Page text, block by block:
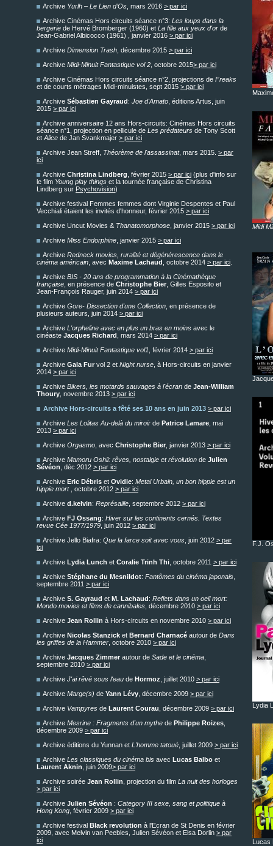
Archive Yurlh – Le Lien d’Os , mars 2016 > par ici
Archive Cinémas Hors circuits séance n°3: Les loups dans la
bergerie de Hervé Bromberger (1960) et La fille aux yeux d'or de
Jean-Gabriel Albicocco (1961) , janvier 2016 > par ici
Archive Dimension Trash , décembre 2015 > par ici
Archive Midi-Minuit Fantastique vol 2 , octobre 2015> par ici
Archive Cinémas Hors circuits séance n°2, projections de Freaks
et de courts métrages Midi-minuistes, sept 2015 > par ici
Archive Sébastien Gayraud: Joe d'Amato , éditions Artus, juin
2015 > par ici
Archive anniversaire 12 ans Hors-circuits: Cinémas Hors circuits
séance n°1, projection en pellicule de Les prédateurs de Tony Scott
et Alice de Jan Svankmajer > par ici
Archive Jean Streff, Théorème de l'assassinat, mars 2015. > par
ici
Archive Christina Lindberg , février 2015 > par ici (plus d'info sur
le film Young play things et la tournée française de Christina
Lindberg sur Psychovision)
Archive festival Femmes femmes dont Virginie Despentes et Paul
Vecchiali étaient les invités d'honneur, février 2015 > par ici
Archive Uncut Movies & Thanatomorphose , janvier 2015 > par ici
Archive Miss Endorphine , janvier 2015 > par ici
Archive Redneck movies, ruralité et dégénérescence dans le
cinéma américain , avec Maxime Lachaud , octobre 2014 > par ici
Archive BIS - 20 ans de programmation à la Cinémathèque
française , en présence de Christophe Bier , Gilles Esposito et
Jean-François Rauger, juin 2014 > par ici
Archive Gore- Dissection d'une Collection , en présence de
plusieurs auteurs, juin 2014 > par ici
Archive L'orpheline avec en plus un bras en moins avec le
cinéaste Jacques Richard , mars 2014 > par ici
Archive Midi-Minuit Fantastique vol1 , février 2014 > par ici
Archive Gala Fur vol 2 et Night nurse , à Hors-circuits en janvier
2014 > par ici
Archive Bikers, les motards sauvages à l'écran de Jean-William
Thoury , novembre 2013 > par ici
Archive Hors-circuits a fêté ses 10 ans en juin 2013 > par ici
Archive Les Lolitas Au-delà du miroir de Patrice Lamare , mai
2013 > par ici
Archive Orgasmo , avec Christophe Bier , janvier 2013 > par ici
Archive Mamoru Oshii: rêves, nostalgie et révolution de Julien
Sévéon , déc 2012 > par ici
Archive Eric Débris et Ovidie: Metal Urbain, un bon hippie est un
hippie mort
, octobre 2012 > par ici
Archive d.kelvin: Représaille , septembre 2012 > par ici
Archive FJ Ossang: Hiver sur les continents cernés. Textes
revue Cée 1977/1979 , juin 2012 > par ici
Archive Jello Biafra: Que la farce soit avec vous , juin 2012 > par
ici
Archive Lydia Lunch et Coralie Trinh Thi , octobre 2011 > par ici
Archive Stéphane du Mesnildot: Fantômes du cinéma japonais
septembre 2011 > par ici
Archive S. Gayraud et M. Lachaud: Reflets dans un oeil mort:
Mondo movies et films de cannibales , décembre 2010 > par ici
Archive Jean Rollin à Hors-circuits en novembre 2010 > par ici
Archive Nicolas Stanzick et Bernard Charnacé autour de Dans
les griffes de la Hammer , octobre 2010 > par ici
Archive Jacques Zimmer autour de Sade et le cinéma
septembre 2010 > par ici
Archive J'ai rêvé sous l'eau de Hormoz , juillet 2010 > par ici
Archive Marge(s) de Yann Lévy , décembre 2009 > par ici
Archive Vampyres de Laurent Courau , décembre 2009 > par ici
Archive Mesrine : Fragments d'un mythe de Philippe Roizes
décembre 2009 > par ici
Archive éditions du Yunnan et L'homme tatoué , juillet 2009 > par ici
Archive Les classiques du cinéma bis avec Lucas Balbo et
Laurent Aknin , juin 2009> par ici
Archive soirée Jean Rollin , projection du film La nuit des horloges
> par ici
Archive Julien Sévéon : Category III sexe, sang et politique à
Hong Kong , février 2009 > par ici
Archive festival Black revolution à l'Ecran de St Denis en février
2009, avec Melvin van Peebles, Julien Sévéon et Elsa Dorlin > par
ici
Midi
F.J.
Lydia
Lucas